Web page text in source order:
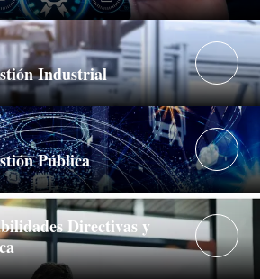
Industrial
Pública
Directivas y